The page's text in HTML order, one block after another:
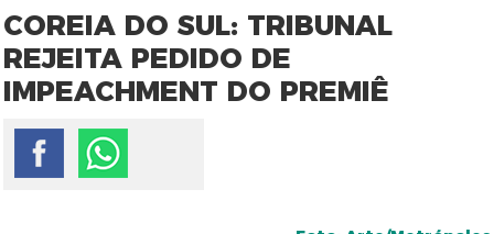
COREIA DO SUL: TRIBUNAL
REJEITA PEDIDO DE
IMPEACHMENT DO PREMIÊ